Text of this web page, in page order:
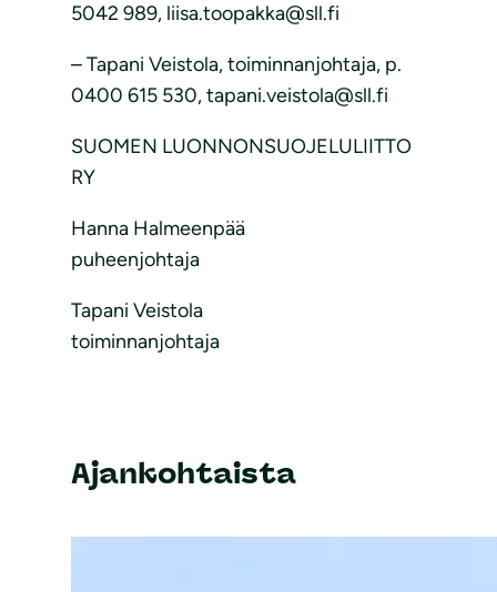
5042 989, liisa.toopakka@sll.fi
– Tapani Veistola, toiminnanjohtaja, p.
0400 615 530, tapani.veistola@sll.fi
SUOMEN LUONNONSUOJELULIITTO
RY
Hanna Halmeenpää
puheenjohtaja
Tapani Veistola
toiminnanjohtaja
Ajankohtaista